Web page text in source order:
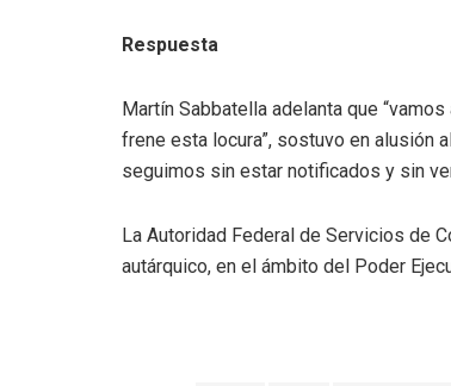
Respuesta
Martín Sabbatella adelanta que
frene esta locura”, sostuvo en alusión
seguimos sin estar notificados y sin
La Autoridad Federal de Servicios de
autárquico, en el ámbito del Poder